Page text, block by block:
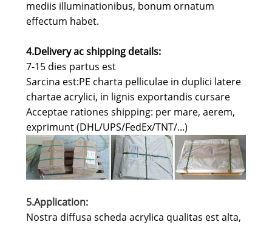
mediis illuminationibus, bonum ornatum
effectum habet.
4.Delivery ac shipping details:
7-15 dies partus est
Sarcina est:PE charta pelliculae in duplici latere
chartae acrylici, in lignis exportandis cursare
Acceptae rationes shipping: per mare, aerem,
exprimunt (DHL/UPS/FedEx/TNT/...)
5.Application:
Nostra diffusa scheda acrylica qualitas est alta,